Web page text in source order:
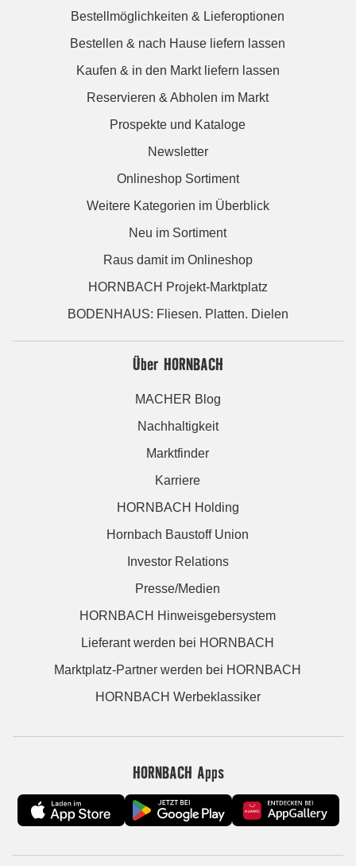
Bestellmöglichkeiten & Lieferoptionen
Bestellen & nach Hause liefern lassen
Kaufen & in den Markt liefern lassen
Reservieren & Abholen im Markt
Prospekte und Kataloge
Newsletter
Onlineshop Sortiment
Weitere Kategorien im Überblick
Neu im Sortiment
Raus damit im Onlineshop
HORNBACH Projekt-Marktplatz
BODENHAUS: Fliesen. Platten. Dielen
Über HORNBACH
MACHER Blog
Nachhaltigkeit
Marktfinder
Karriere
HORNBACH Holding
Hornbach Baustoff Union
Investor Relations
Presse/Medien
HORNBACH Hinweisgebersystem
Lieferant werden bei HORNBACH
Marktplatz-Partner werden bei HORNBACH
HORNBACH Werbeklassiker
HORNBACH Apps